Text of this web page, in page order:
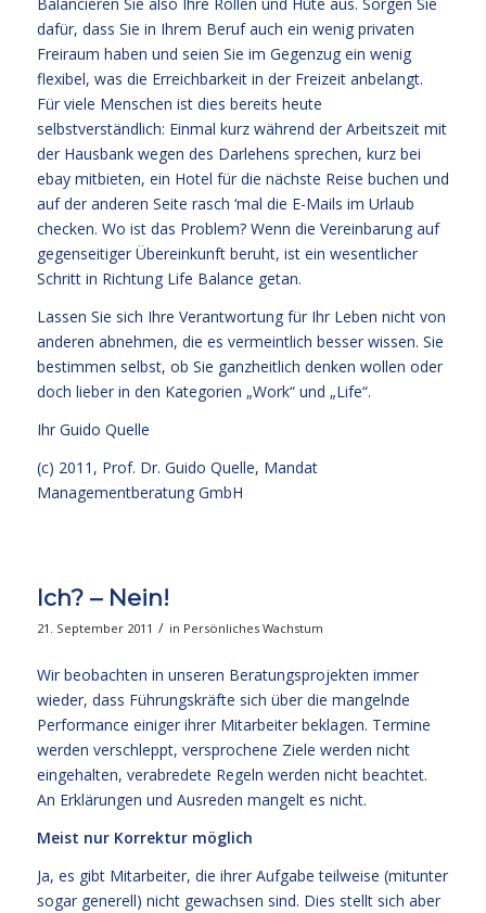
Balancieren Sie also Ihre Rollen und Hüte aus. Sorgen Sie
dafür, dass Sie in Ihrem Beruf auch ein wenig privaten
Freiraum haben und seien Sie im Gegenzug ein wenig
flexibel, was die Erreichbarkeit in der Freizeit anbelangt.
Für viele Menschen ist dies bereits heute
selbstverständlich: Einmal kurz während der Arbeitszeit mit
der Hausbank wegen des Darlehens sprechen, kurz bei
ebay mitbieten, ein Hotel für die nächste Reise buchen und
auf der anderen Seite rasch ‘mal die E-Mails im Urlaub
checken. Wo ist das Problem? Wenn die Vereinbarung auf
gegenseitiger Übereinkunft beruht, ist ein wesentlicher
Schritt in Richtung Life Balance getan.
Lassen Sie sich Ihre Verantwortung für Ihr Leben nicht von
anderen abnehmen, die es vermeintlich besser wissen. Sie
bestimmen selbst, ob Sie ganzheitlich denken wollen oder
doch lieber in den Kategorien „Work“ und „Life“.
Ihr Guido Quelle
(c) 2011, Prof. Dr. Guido Quelle, Mandat
Managementberatung GmbH
Ich? – Nein!
21. September 2011 / in Persönliches Wachstum
Wir beobachten in unseren Beratungsprojekten immer
wieder, dass Führungskräfte sich über die mangelnde
Performance einiger ihrer Mitarbeiter beklagen. Termine
werden verschleppt, versprochene Ziele werden nicht
eingehalten, verabredete Regeln werden nicht beachtet.
An Erklärungen und Ausreden mangelt es nicht.
Meist nur Korrektur möglich
Ja, es gibt Mitarbeiter, die ihrer Aufgabe teilweise (mitunter
sogar generell) nicht gewachsen sind. Dies stellt sich aber